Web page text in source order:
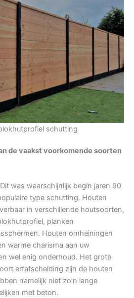
schutting
de vaakst voorkomende soorten
was waarschijnlijk begin jaren 90
type schutting. Houten
in verschillende houtsoorten,
planken
Houten omheiningen
warme charisma aan uw
wel enig onderhoud. Het grote
erfafscheiding zijn de houten
namelijk niet zo’n lange
met beton.